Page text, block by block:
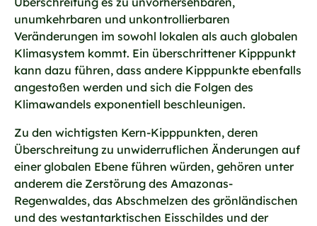
unumkehrbaren und unkontrollierbaren
Veränderungen im sowohl lokalen als auch globalen
Klimasystem kommt. Ein überschrittener Kipppunkt
kann dazu führen, dass andere Kipppunkte ebenfalls
angestoßen werden und sich die Folgen des
Klimawandels exponentiell beschleunigen.
Zu den wichtigsten Kern-Kipppunkten, deren
Überschreitung zu unwiderruflichen Änderungen auf
einer globalen Ebene führen würden, gehören unter
anderem die Zerstörung des Amazonas-
Regenwaldes, das Abschmelzen des grönländischen
und des westantarktischen Eisschildes und der